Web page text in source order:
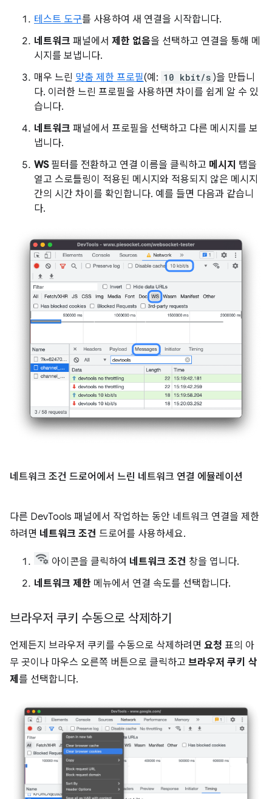
테스트 도구를 사용하여 새 연결을 시작합니다.
네트워크 패널에서 제한 없음을 선택하고 연결을 통해 메
시지를 보냅니다.
매우 느린 맞춤 제한 프로필(예: 10 kbit/s )을 만듭니
다. 이러한 느린 프로필을 사용하면 차이를 쉽게 알 수 있
습니다.
네트워크 패널에서 프로필을 선택하고 다른 메시지를 보
냅니다.
WS필터를 전환하고 연결 이름을 클릭하고 메시지 탭을
열고 스로틀링이 적용된 메시지와 적용되지 않은 메시지
간의 시간 차이를 확인합니다. 예를 들면 다음과 같습니
다.
네트워크 조건 드로어에서 느린 네트워크 연결 에뮬레이션
다른 DevTools 패널에서 작업하는 동안 네트워크 연결을 제한
하려면 네트워크 조건 드로어를 사용하세요.
아이콘을 클릭하여 네트워크 조건 창을 엽니다.
네트워크 제한 메뉴에서 연결 속도를 선택합니다.
브라우저 쿠키 수동으로 삭제하기
언제든지 브라우저 쿠키를 수동으로 삭제하려면 요청 표의 아
무 곳이나 마우스 오른쪽 버튼으로 클릭하고 브라우저 쿠키 삭
제 를 선택합니다.